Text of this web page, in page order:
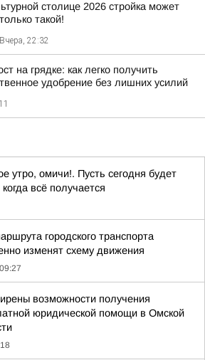
столице 2026 стройка может
такой!
Вчера, 22:32
на грядке: как легко получить
удобрение без лишних усилий
утро, омичи!. Пусть сегодня будет
всё получается
городского транспорта
изменят схему движения
09:27
возможности получения
юридической помощи в Омской